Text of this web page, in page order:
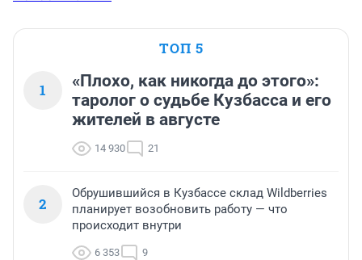
парты, не взирая на возраст, кому они сдавали
экзамены, кто пропустил их защиту в меде, если они
не знают и не могут помочь пациенту.
ТОП 5
1
«Плохо, как никогда до этого»:
таролог о судьбе Кузбасса и его
жителей в августе
14 930 21
2
Обрушившийся в Кузбассе склад Wildberries
планирует возобновить работу — что
происходит внутри
6 353 9